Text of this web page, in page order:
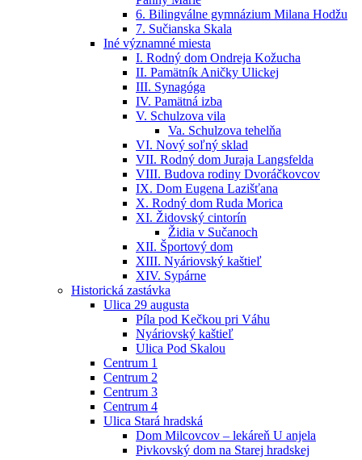
6. Bilingválne gymnázium Milana Hodžu
7. Sučianska Skala
Iné významné miesta
I. Rodný dom Ondreja Kožucha
II. Pamätník Aničky Ulickej
III. Synagóga
IV. Pamätná izba
V. Schulzova vila
Va. Schulzova tehelňa
VI. Nový soľný sklad
VII. Rodný dom Juraja Langsfelda
VIII. Budova rodiny Dvoráčkovcov
IX. Dom Eugena Lazišťana
X. Rodný dom Ruda Morica
XI. Židovský cintorín
Židia v Sučanoch
XII. Športový dom
XIII. Nyáriovský kaštieľ
XIV. Sypárne
Historická zastávka
Ulica 29 augusta
Píla pod Kečkou pri Váhu
Nyáriovský kaštieľ
Ulica Pod Skalou
Centrum 1
Centrum 2
Centrum 3
Centrum 4
Ulica Stará hradská
Dom Milcovcov – lekáreň U anjela
Pivkovský dom na Starej hradskej